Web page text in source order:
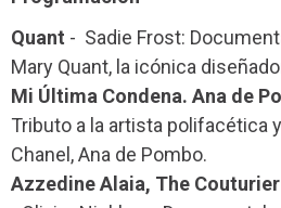
Quant - Sadie Frost:
Mary Quant, la icónica
Mi Última Condena. Ana de
Tributo a la artista polifacética
Chanel, Ana de Pombo.
Azzedine Alaia, The